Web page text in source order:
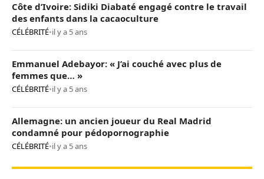
Côte d’Ivoire: Sidiki Diabaté engagé contre le travail
des enfants dans la cacaoculture
CÉLÉBRITÉ•il y a 5 ans
Emmanuel Adebayor: « J’ai couché avec plus de
femmes que… »
CÉLÉBRITÉ•il y a 5 ans
Allemagne: un ancien joueur du Real Madrid
condamné pour pédopornographie
CÉLÉBRITÉ•il y a 5 ans